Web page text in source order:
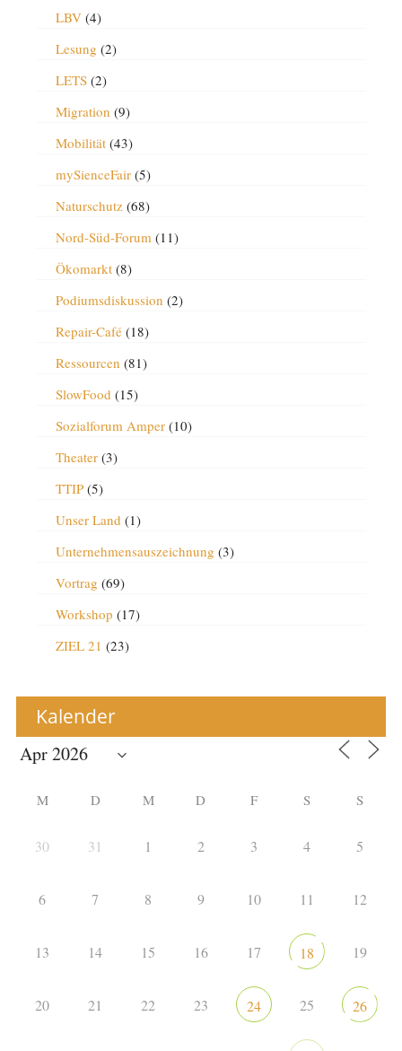
LBV(4)
Lesung (2)
LETS(2)
Migration (9)
Mobilität(43)
mySienceFair(5)
Naturschutz(68)
Nord-Süd-Forum (11)
Ökomarkt(8)
Podiumsdiskussion (2)
Repair-Café(18)
Ressourcen (81)
SlowFood (15)
Sozialforum Amper(10)
Theater(3)
TTIP(5)
Unser Land (1)
Unternehmensauszeichnung (3)
Vortrag (69)
Workshop (17)
ZIEL 21 (23)
Kalender
M D M D F S S
30 31 1 2 3 4 5
6 7 8 9 10 11 12
13 14 15 16 17 18 19
20 21 22 23 24 25 26